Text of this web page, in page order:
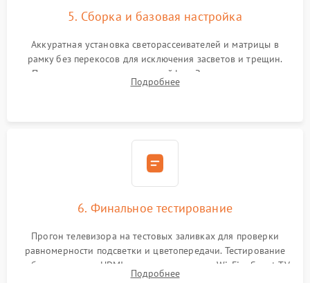
5. Сборка и базовая настройка
Аккуратная установка светорассеивателей и матрицы в
рамку без перекосов для исключения засветов и трещин.
Подключение внутренних шлейфов. Закрытие корпуса.
Сброс настроек и обновление программного обеспечения.
Подробнее
6. Финальное тестирование
Прогон телевизора на тестовых заливках для проверки
равномерности подсветки и цветопередачи. Тестирование
работы разъемов HDMI, динамиков, модуля Wi-Fi и Smart TV
в рабочем режиме в течение нескольких часов.
Подробнее